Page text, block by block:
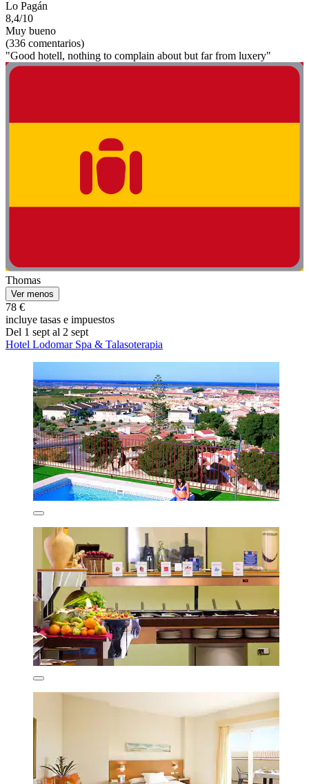
Lo Pagán
8,4/10
Muy bueno
(336 comentarios)
"Good hotell, nothing to complain about but far from luxery"
Thomas
Ver menos
78 €
incluye tasas e impuestos
Del 1 sept al 2 sept
Hotel Lodomar Spa & Talasoterapia